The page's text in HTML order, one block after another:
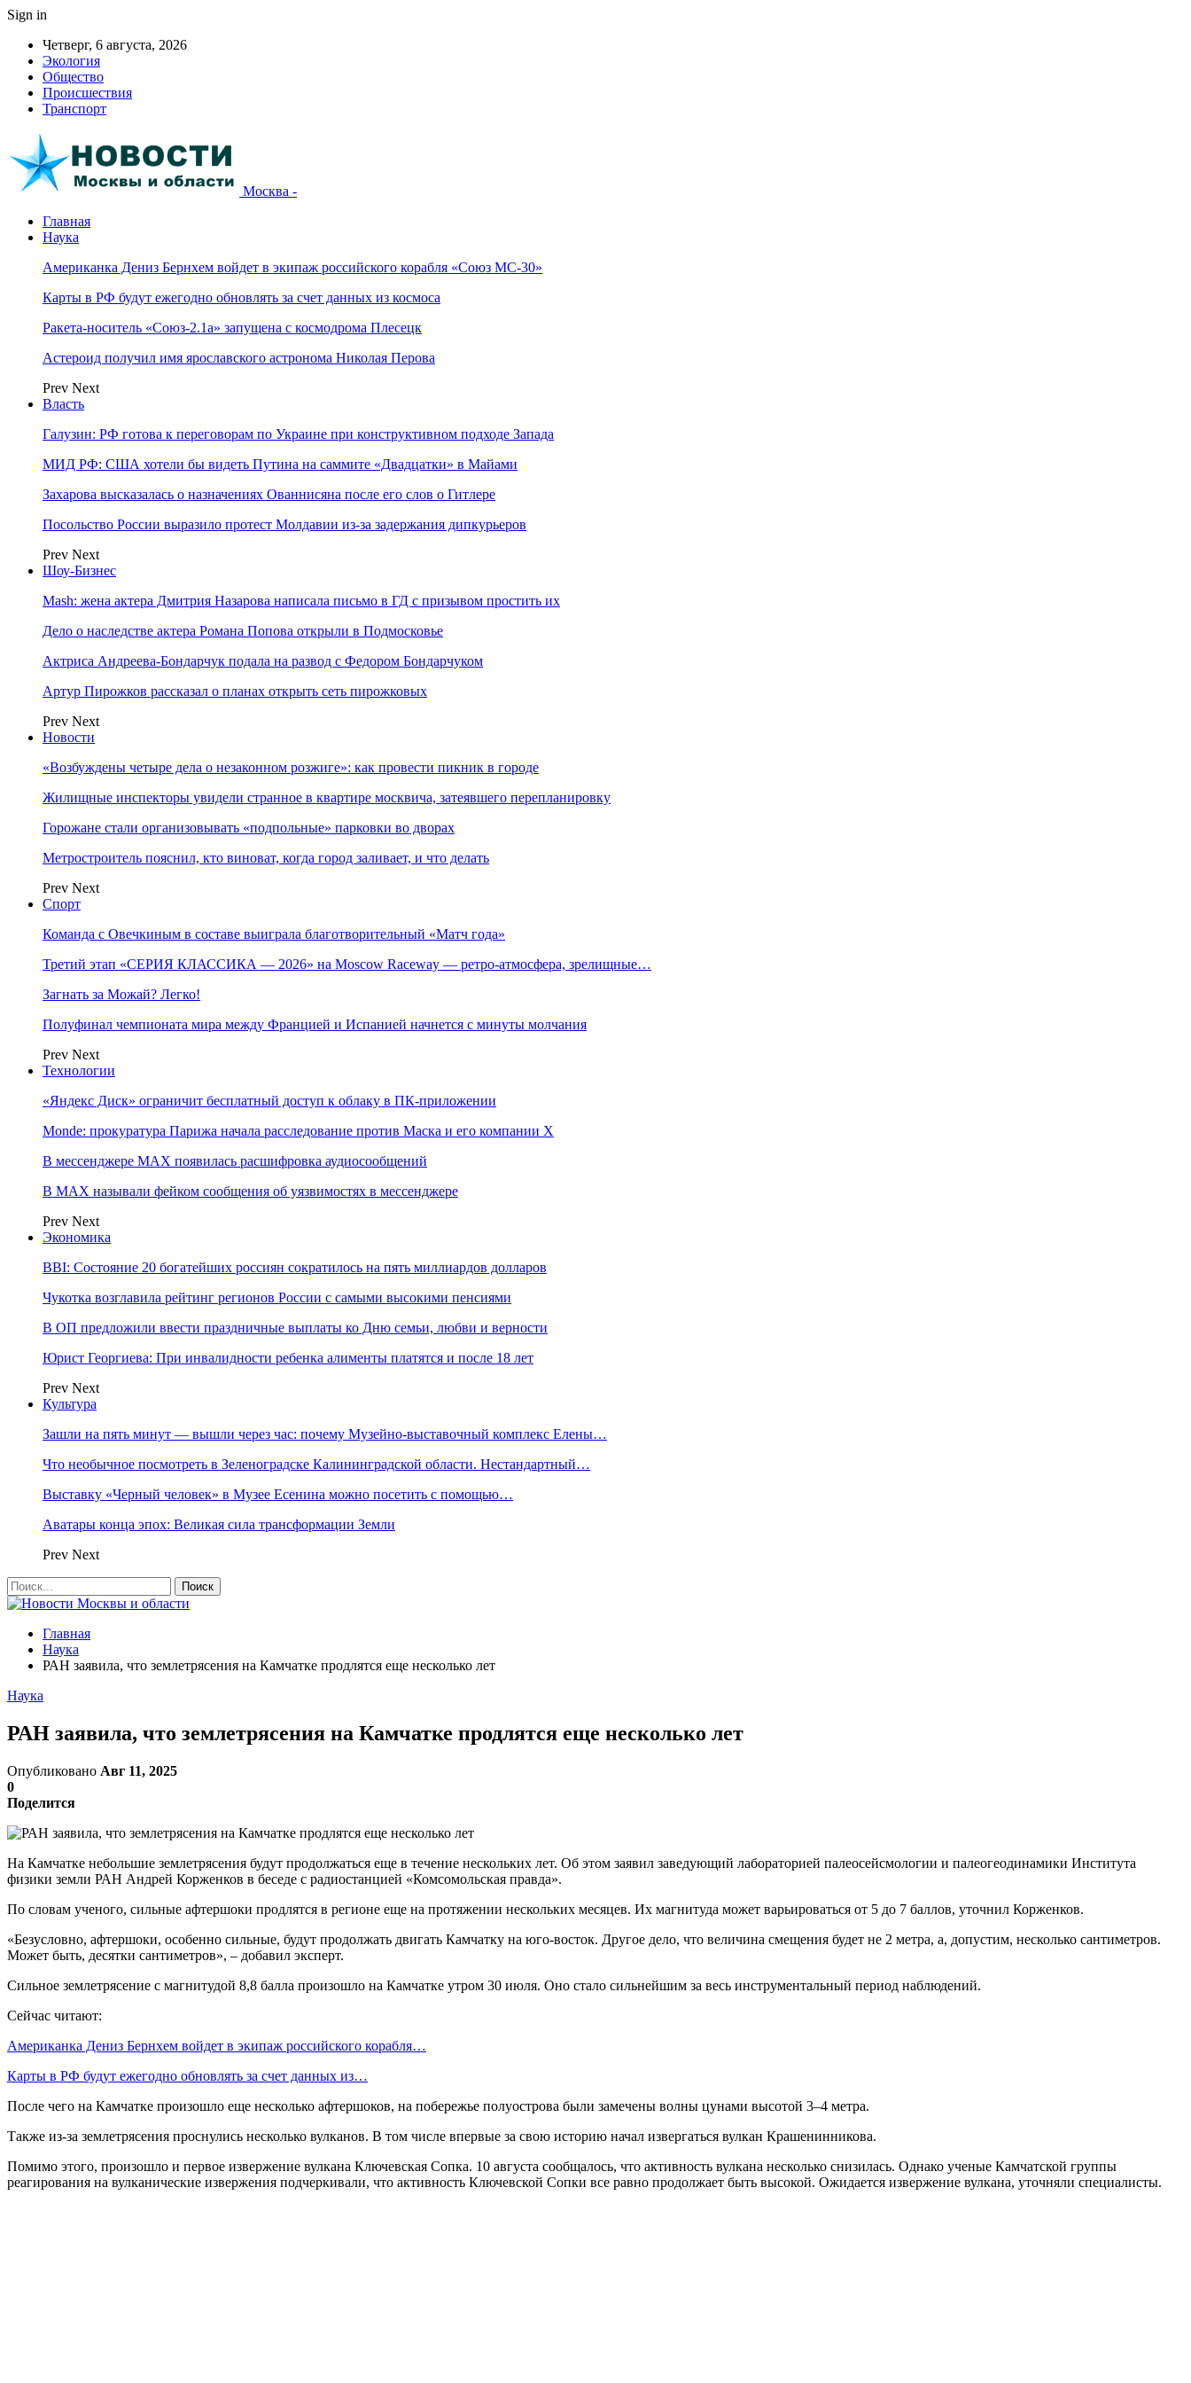
Sign in
Четверг, 6 августа, 2026
Экология
Общество
Происшествия
Транспорт
Москва -
Главная
Наука
Американка Дениз Бернхем войдет в экипаж российского корабля «Союз МС-30»
Карты в РФ будут ежегодно обновлять за счет данных из космоса
Ракета-носитель «Союз-2.1а» запущена с космодрома Плесецк
Астероид получил имя ярославского астронома Николая Перова
Prev Next
Власть
Галузин: РФ готова к переговорам по Украине при конструктивном подходе Запада
МИД РФ: США хотели бы видеть Путина на саммите «Двадцатки» в Майами
Захарова высказалась о назначениях Ованнисяна после его слов о Гитлере
Посольство России выразило протест Молдавии из-за задержания дипкурьеров
Prev Next
Шоу-Бизнес
Mash: жена актера Дмитрия Назарова написала письмо в ГД с призывом простить их
Дело о наследстве актера Романа Попова открыли в Подмосковье
Актриса Андреева-Бондарчук подала на развод с Федором Бондарчуком
Артур Пирожков рассказал о планах открыть сеть пирожковых
Prev Next
Новости
«Возбуждены четыре дела о незаконном розжиге»: как провести пикник в городе
Жилищные инспекторы увидели странное в квартире москвича, затеявшего перепланировку
Горожане стали организовывать «подпольные» парковки во дворах
Метростроитель пояснил, кто виноват, когда город заливает, и что делать
Prev Next
Спорт
Команда с Овечкиным в составе выиграла благотворительный «Матч года»
Третий этап «СЕРИЯ КЛАССИКА — 2026» на Moscow Raceway — ретро‑атмосфера, зрелищные…
Загнать за Можай? Легко!
Полуфинал чемпионата мира между Францией и Испанией начнется с минуты молчания
Prev Next
Технологии
«Яндекс Диск» ограничит бесплатный доступ к облаку в ПК-приложении
Monde: прокуратура Парижа начала расследование против Маска и его компании X
В мессенджере MAX появилась расшифровка аудиосообщений
В МAX называли фейком сообщения об уязвимостях в мессенджере
Prev Next
Экономика
BBI: Состояние 20 богатейших россиян сократилось на пять миллиардов долларов
Чукотка возглавила рейтинг регионов России с самыми высокими пенсиями
В ОП предложили ввести праздничные выплаты ко Дню семьи, любви и верности
Юрист Георгиева: При инвалидности ребенка алименты платятся и после 18 лет
Prev Next
Культура
Зашли на пять минут — вышли через час: почему Музейно-выставочный комплекс Елены…
Что необычное посмотреть в Зеленоградске Калининградской области. Нестандартный…
Выставку «Черный человек» в Музее Есенина можно посетить с помощью…
Аватары конца эпох: Великая сила трансформации Земли
Prev Next
Главная
Наука
РАН заявила, что землетрясения на Камчатке продлятся еще несколько лет
Наука
РАН заявила, что землетрясения на Камчатке продлятся еще несколько лет
Опубликовано Авг 11, 2025
0
Поделится
На Камчатке небольшие землетрясения будут продолжаться еще в течение нескольких лет. Об этом заявил заведующий лабораторией палеосейсмологии и палеогеодинамики Института
физики земли РАН Андрей Корженков в беседе с радиостанцией «Комсомольская правда».
По словам ученого, сильные афтершоки продлятся в регионе еще на протяжении нескольких месяцев. Их магнитуда может варьироваться от 5 до 7 баллов, уточнил Корженков.
«Безусловно, афтершоки, особенно сильные, будут продолжать двигать Камчатку на юго-восток. Другое дело, что величина смещения будет не 2 метра, а, допустим, несколько сантиметров.
Может быть, десятки сантиметров», – добавил эксперт.
Сильное землетрясение с магнитудой 8,8 балла произошло на Камчатке утром 30 июля. Оно стало сильнейшим за весь инструментальный период наблюдений.
Сейчас читают:
Американка Дениз Бернхем войдет в экипаж российского корабля…
Карты в РФ будут ежегодно обновлять за счет данных из…
После чего на Камчатке произошло еще несколько афтершоков, на побережье полуострова были замечены волны цунами высотой 3–4 метра.
Также из-за землетрясения проснулись несколько вулканов. В том числе впервые за свою историю начал извергаться вулкан Крашенинникова.
Помимо этого, произошло и первое извержение вулкана Ключевская Сопка. 10 августа сообщалось, что активность вулкана несколько снизилась. Однако ученые Камчатской группы
реагирования на вулканические извержения подчеркивали, что активность Ключевской Сопки все равно продолжает быть высокой. Ожидается извержение вулкана, уточняли специалисты.